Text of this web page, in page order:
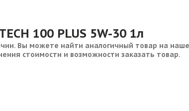
100 PLUS 5W-30 1л
Вы можете найти аналогичный товар на
стоимости и возможности заказать товар.